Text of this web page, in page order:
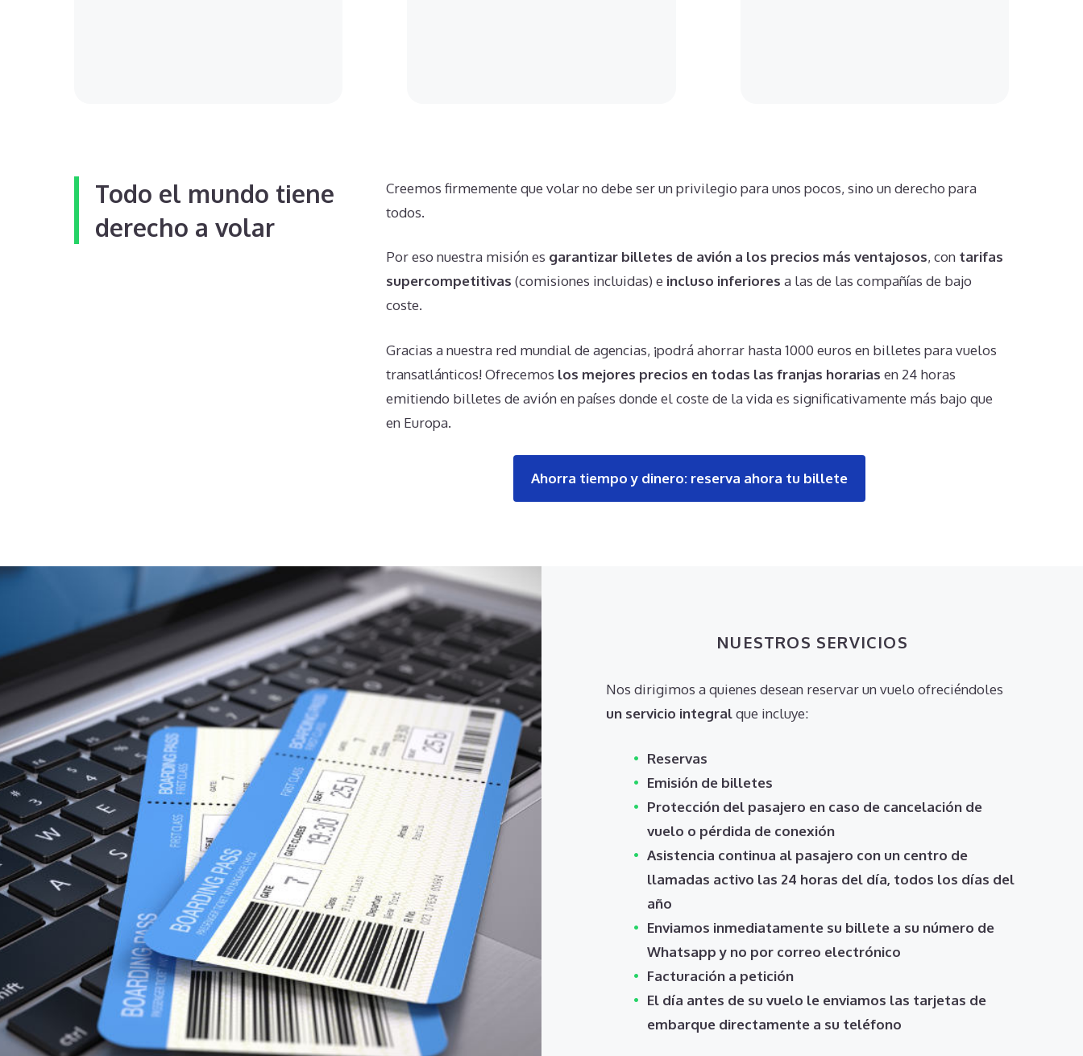
Todo el mundo tiene
derecho a volar
Creemos firmemente que volar no debe ser un privilegio para unos pocos, sino un derecho para
todos.
Por eso nuestra misión es garantizar billetes de avión a los precios más ventajosos, con tarifas
supercompetitivas (comisiones incluidas) e incluso inferiores a las de las compañías de bajo
coste.
Gracias a nuestra red mundial de agencias, ¡podrá ahorrar hasta 1000 euros en billetes para vuelos
transatlánticos! Ofrecemos los mejores precios en todas las franjas horarias en 24 horas
emitiendo billetes de avión en países donde el coste de la vida es significativamente más bajo que
en Europa.
Ahorra tiempo y dinero: reserva ahora tu billete
NUESTROS SERVICIOS
Nos dirigimos a quienes desean reservar un vuelo ofreciéndoles
un servicio integralque incluye:
Reservas
Emisión de billetes
Protección del pasajero en caso de cancelación de
vuelo o pérdida de conexión
Asistencia continua al pasajero con un centro de
llamadas activo las 24 horas del día, todos los días del
año
Enviamos inmediatamente su billete a su número de
Whatsapp y no por correo electrónico
Facturación a petición
El día antes de su vuelo le enviamos las tarjetas de
embarque directamente a su teléfono